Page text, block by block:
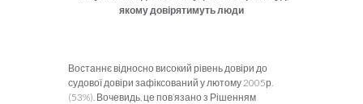
якому довірятимуть люди
Востаннє відносно високий рівень довіри до
судової довіри зафіксований у лютому 2005р.
(53%). Вочевидь, це пов’язано з Рішенням